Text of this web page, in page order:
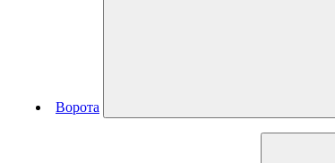
Ворота